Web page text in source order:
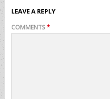
LEAVE A REPLY
COMMENTS*